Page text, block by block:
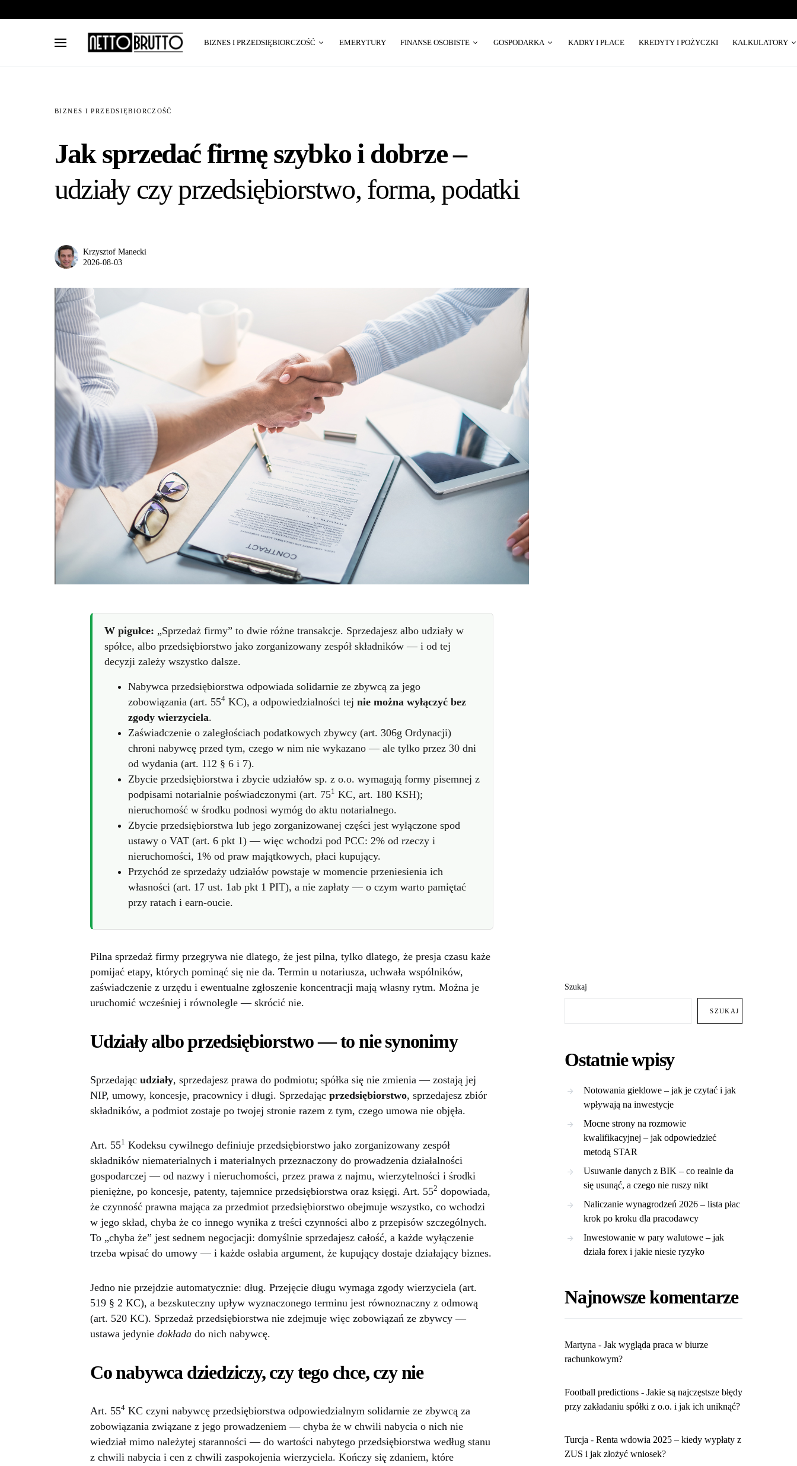
BIZNES I PRZEDSIĘBIORCZOŚĆ EMERYTURY FINANSE OSOBISTE GOSPODARKA KADRY I PŁACE KREDYTY I POŻYCZKI KALKULATORY
BIZNES I PRZEDSIĘBIORCZOŚĆ
Jak sprzedać firmę szybko i dobrze –
udziały czy przedsiębiorstwo, forma, podatki
Krzysztof Manecki
2026-08-03
W pigułce: „Sprzedaż firmy” to dwie różne transakcje. Sprzedajesz albo udziały w
spółce, albo przedsiębiorstwo jako zorganizowany zespół składników — i od tej
decyzji zależy wszystko dalsze.
Nabywca przedsiębiorstwa odpowiada solidarnie ze zbywcą za jego
zobowiązania (art. 554 KC), a odpowiedzialności tej nie można wyłączyć bez
zgody wierzyciela.
Zaświadczenie o zaległościach podatkowych zbywcy (art. 306g Ordynacji)
chroni nabywcę przed tym, czego w nim nie wykazano — ale tylko przez 30 dni
od wydania (art. 112 § 6 i 7).
Zbycie przedsiębiorstwa i zbycie udziałów sp. z o.o. wymagają formy pisemnej z
podpisami notarialnie poświadczonymi (art. 751 KC, art. 180 KSH);
nieruchomość w środku podnosi wymóg do aktu notarialnego.
Zbycie przedsiębiorstwa lub jego zorganizowanej części jest wyłączone spod
ustawy o VAT (art. 6 pkt 1) — więc wchodzi pod PCC: 2% od rzeczy i
nieruchomości, 1% od praw majątkowych, płaci kupujący.
Przychód ze sprzedaży udziałów powstaje w momencie przeniesienia ich
własności (art. 17 ust. 1ab pkt 1 PIT), a nie zapłaty — o czym warto pamiętać
przy ratach i earn-oucie.
Pilna sprzedaż firmy przegrywa nie dlatego, że jest pilna, tylko dlatego, że presja czasu każe
pomijać etapy, których pominąć się nie da. Termin u notariusza, uchwała wspólników,
zaświadczenie z urzędu i ewentualne zgłoszenie koncentracji mają własny rytm. Można je
uruchomić wcześniej i równolegle — skrócić nie.
Udziały albo przedsiębiorstwo — to nie synonimy
Sprzedając udziały, sprzedajesz prawa do podmiotu; spółka się nie zmienia — zostają jej
NIP, umowy, koncesje, pracownicy i długi. Sprzedając przedsiębiorstwo, sprzedajesz zbiór
składników, a podmiot zostaje po twojej stronie razem z tym, czego umowa nie objęła.
Art. 551 Kodeksu cywilnego definiuje przedsiębiorstwo jako zorganizowany zespół
składników niematerialnych i materialnych przeznaczony do prowadzenia działalności
gospodarczej — od nazwy i nieruchomości, przez prawa z najmu, wierzytelności i środki
pieniężne, po koncesje, patenty, tajemnice przedsiębiorstwa oraz księgi. Art. 552 dopowiada,
że czynność prawna mająca za przedmiot przedsiębiorstwo obejmuje wszystko, co wchodzi
w jego skład, chyba że co innego wynika z treści czynności albo z przepisów szczególnych.
To „chyba że” jest sednem negocjacji: domyślnie sprzedajesz całość, a każde wyłączenie
trzeba wpisać do umowy — i każde osłabia argument, że kupujący dostaje działający biznes.
Jedno nie przejdzie automatycznie: dług. Przejęcie długu wymaga zgody wierzyciela (art.
519 § 2 KC), a bezskuteczny upływ wyznaczonego terminu jest równoznaczny z odmową
(art. 520 KC). Sprzedaż przedsiębiorstwa nie zdejmuje więc zobowiązań ze zbywcy —
ustawa jedynie dokłada do nich nabywcę.
Co nabywca dziedziczy, czy tego chce, czy nie
Art. 554 KC czyni nabywcę przedsiębiorstwa odpowiedzialnym solidarnie ze zbywcą za
zobowiązania związane z jego prowadzeniem — chyba że w chwili nabycia o nich nie
wiedział mimo należytej staranności — do wartości nabytego przedsiębiorstwa według stanu
z chwili nabycia i cen z chwili zaspokojenia wierzyciela. Kończy się zdaniem, które
Szukaj
SZUKAJ
Ostatnie wpisy
Notowania giełdowe – jak je czytać i jak
wpływają na inwestycje
Mocne strony na rozmowie
kwalifikacyjnej – jak odpowiedzieć
metodą STAR
Usuwanie danych z BIK – co realnie da
się usunąć, a czego nie ruszy nikt
Naliczanie wynagrodzeń 2026 – lista płac
krok po kroku dla pracodawcy
Inwestowanie w pary walutowe – jak
działa forex i jakie niesie ryzyko
Najnowsze komentarze
Martyna - ​Jak wygląda praca w biurze
rachunkowym?
Football predictions - Jakie są najczęstsze błędy
przy zakładaniu spółki z o.o. i jak ich uniknąć?
Turcja - Renta wdowia 2025 – kiedy wypłaty z
ZUS i jak złożyć wniosek?